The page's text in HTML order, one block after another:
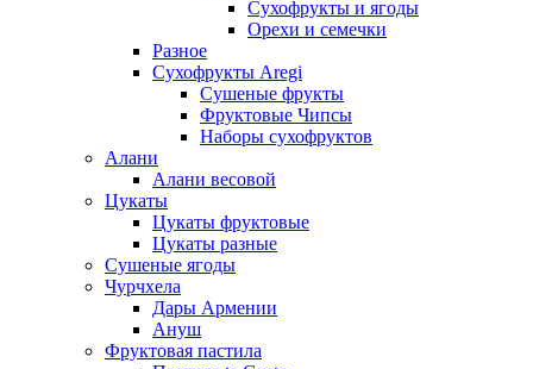
Сухофрукты и ягоды
Орехи и семечки
Разное
Сухофрукты Aregi
Сушеные фрукты
Фруктовые Чипсы
Наборы сухофруктов
Алани
Алани весовой
Цукаты
Цукаты фруктовые
Цукаты разные
Сушеные ягоды
Чурчхела
Дары Армении
Ануш
Фруктовая пастила